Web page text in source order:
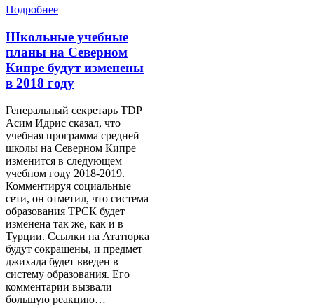
Подробнее
Школьные учебные
планы на Северном
Кипре будут изменены
в 2018 году
Генеральный секретарь TDP
Асим Идрис сказал, что
учебная программа средней
школы на Северном Кипре
изменится в следующем
учебном году 2018-2019.
Комментируя социальные
сети, он отметил, что система
образования ТРСК будет
изменена так же, как и в
Турции. Ссылки на Ататюрка
будут сокращены, и предмет
джихада будет введен в
систему образования. Его
комментарии вызвали
большую реакцию…